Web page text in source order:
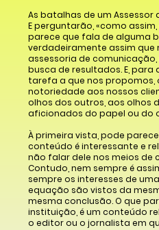
As batalhas de um Assessor
E perguntarão, «como
parece que fala de alguma
verdadeiramente assim que
assessoria de
busca de resultados. E, para
tarefa a que nos propomos,
notoriedade aos nossos
olhos dos outros, aos olhos
aficionados do papel ou do
À primeira vista, pode
conteúdo é interessante e
não falar dele nos meios de
Contudo, nem sempre é
sempre os interesses de
equação são vistos da
mesma conclusão. O que
instituição, é um conteúdo
o editor ou o jornalista em